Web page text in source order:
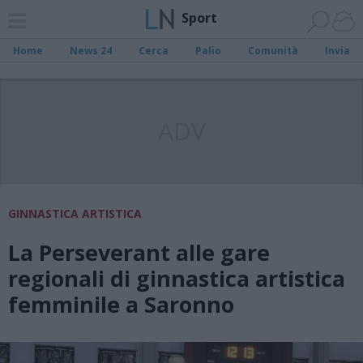
Sport
Home News 24 Cerca Palio Comunità Invia
GINNASTICA ARTISTICA
La Perseverant alle gare
regionali di ginnastica artistica
femminile a Saronno